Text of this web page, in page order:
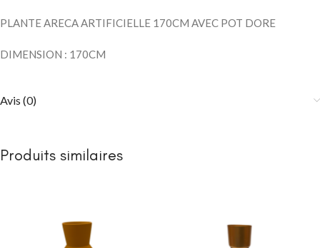
PLANTE ARECA ARTIFICIELLE 170CM AVEC POT DORE
DIMENSION : 170CM
Avis (0)
Produits similaires